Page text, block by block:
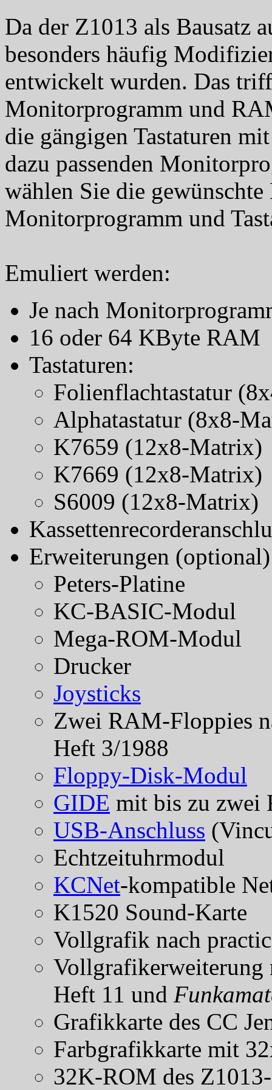
Da der Z1013 als Bausatz
besonders häufig
entwickelt wurden. Das
Monitorprogramm und
die gängigen Tastaturen
dazu passenden
wählen Sie die
Monitorprogramm und
Emuliert werden:
Je nach
16 oder 64 KByte RAM
Tastaturen:
Folienflachtastatur
Alphatastatur (8x8-
K7659 (12x8-Matrix)
K7669 (12x8-Matrix)
S6009 (12x8-Matrix)
Erweiterungen
Peters-Platine
KC-BASIC-Modul
Mega-ROM-Modul
Drucker
Joysticks
Zwei RAM-Floppies
Heft 3/1988
Floppy-Disk-Modul
GIDE mit bis zu zwei
USB-Anschluss
Echtzeituhrmodul
KCNet-kompatible
K1520 Sound-Karte
Vollgrafik nach
Vollgrafikerweiterung
Heft 11 und
Grafikkarte des CC
Farbgrafikkarte mit
32K-ROM des